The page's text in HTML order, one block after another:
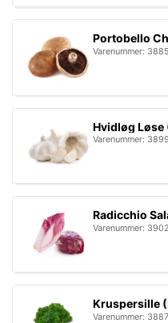
Portobello
Varenummer:
Hvidløg Løse
Varenummer:
Radicchio
Varenummer:
Kruspersille
Varenummer: